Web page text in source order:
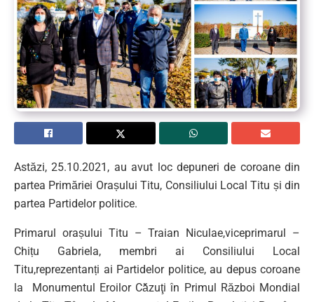
Astăzi, 25.10.2021, au avut loc depuneri de coroane din
partea Primăriei Orașului Titu, Consiliului Local Titu și din
partea Partidelor politice.
Primarul orașului Titu – Traian Niculae,viceprimarul –
Chițu Gabriela, membri ai Consiliului Local
Titu,reprezentanți ai Partidelor politice, au depus coroane
la Monumentul Eroilor Că̆zuţi în Primul Război Mondial